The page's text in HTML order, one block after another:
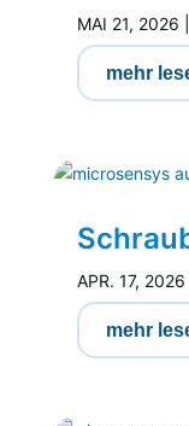
MAI 21, 2026
mehr
APR. 17, 2026
mehr